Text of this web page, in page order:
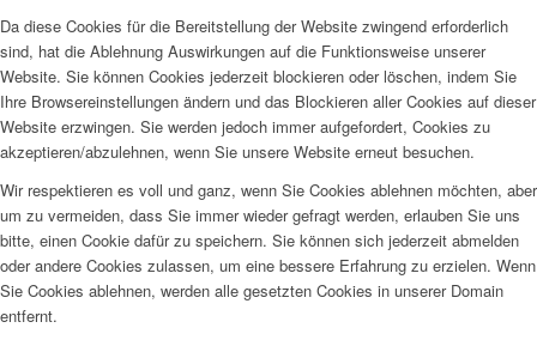
Da diese Cookies für die Bereitstellung der Website zwingend erforderlich
sind, hat die Ablehnung Auswirkungen auf die Funktionsweise unserer
Website. Sie können Cookies jederzeit blockieren oder löschen, indem Sie
Ihre Browsereinstellungen ändern und das Blockieren aller Cookies auf dieser
Website erzwingen. Sie werden jedoch immer aufgefordert, Cookies zu
akzeptieren/abzulehnen, wenn Sie unsere Website erneut besuchen.
Wir respektieren es voll und ganz, wenn Sie Cookies ablehnen möchten, aber
um zu vermeiden, dass Sie immer wieder gefragt werden, erlauben Sie uns
bitte, einen Cookie dafür zu speichern. Sie können sich jederzeit abmelden
oder andere Cookies zulassen, um eine bessere Erfahrung zu erzielen. Wenn
Sie Cookies ablehnen, werden alle gesetzten Cookies in unserer Domain
entfernt.